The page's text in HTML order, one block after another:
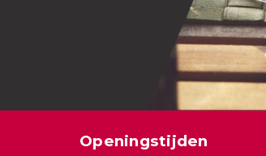
Openingstijden